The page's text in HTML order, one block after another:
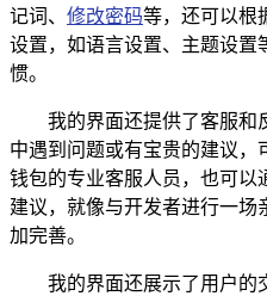
记词、 修改密码等，还可以根
设置，如语言设置、主题设置
惯。
我的界面还提供了客服和
中遇到问题或有宝贵的建议，
钱包的专业客服人员，也可以
建议，就像与开发者进行一场
加完善。
我的界面还展示了用户的